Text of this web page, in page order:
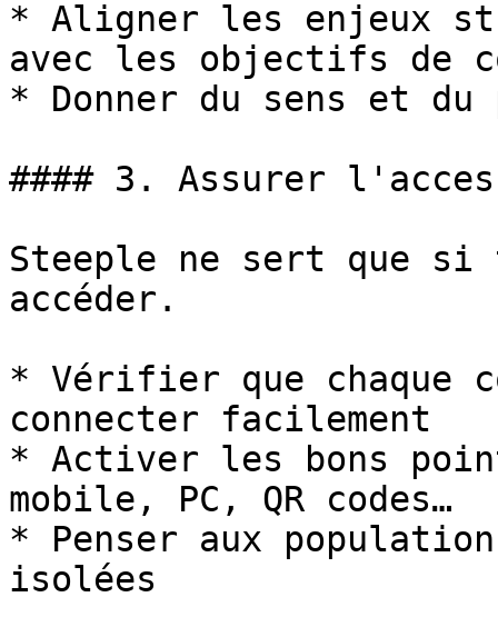
* Aligner les enjeux
avec les objectifs de
* Donner du sens et du
#### 3. Assurer
Steeple ne sert que si
accéder.
* Vérifier que chaque
connecter facilement
* Activer les bons
mobile, PC, QR codes…
* Penser aux
isolées